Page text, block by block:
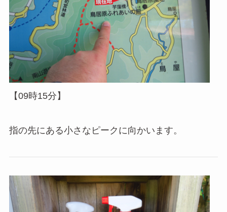
【09時15分】
指の先にある小さなピークに向かいます。